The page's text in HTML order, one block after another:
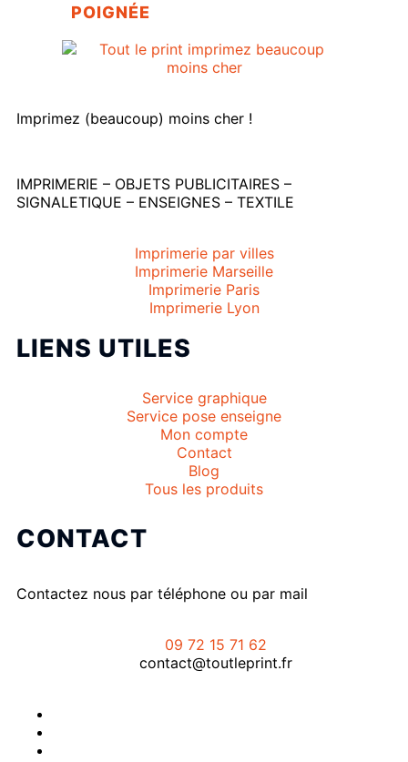
POIGNÉE
Imprimez (beaucoup) moins cher !
IMPRIMERIE – OBJETS PUBLICITAIRES –
SIGNALETIQUE – ENSEIGNES – TEXTILE
Imprimerie par villes
Imprimerie Marseille
Imprimerie Paris
Imprimerie Lyon
LIENS UTILES
Service graphique
Service pose enseigne
Mon compte
Contact
Blog
Tous les produits
CONTACT
Contactez nous par téléphone ou par mail
09 72 15 71 62
contact@toutleprint.fr